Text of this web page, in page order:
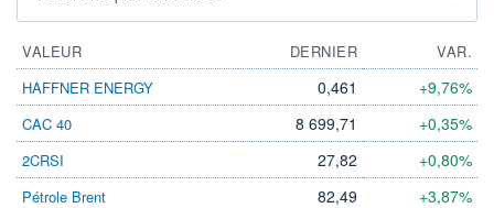
ÉLIGIBILITÉ
PEA
PEA-PME
CTO BUSINESS
RISQUE ESG
+ ALERTE + PORTEFEUILLE + LISTE
VALEUR DERNIER
VAR.
HAFFNER ENERGY
0,461 +9,76%
CAC 40 8 699,71 +0,35%
2CRSI 27,82 +0,80%
Pétrole Brent 82,49 +3,87%